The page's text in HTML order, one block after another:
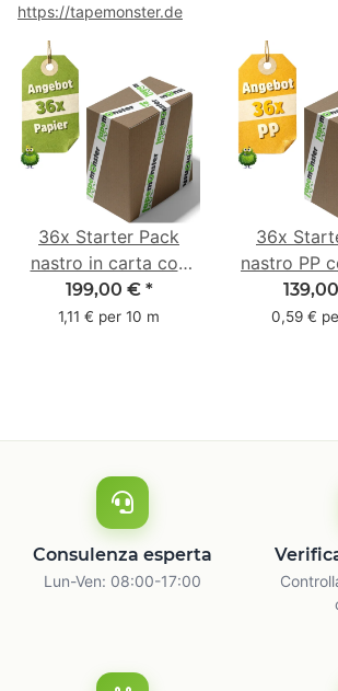
https://tapemonster.de
36x Starter Pack
nastro in carta con
logo - 1 colore - 50
mm x 50 m - caucciù
199,00 € *
1,11 € per 10 m
36x
nastro PP
1 colore -
66
0,59 €
Consulenza esperta
Lun-Ven: 08:00-17:00